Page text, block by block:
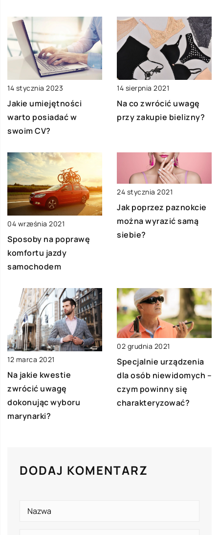
14 stycznia 2023
Jakie umiejętności
warto posiadać w
swoim CV?
14 sierpnia 2021
Na co zwrócić uwagę
przy zakupie bielizny?
04 września 2021
Sposoby na poprawę
komfortu jazdy
samochodem
24 stycznia 2021
Jak poprzez paznokcie
można wyrazić samą
siebie?
12 marca 2021
Na jakie kwestie
zwrócić uwagę
dokonując wyboru
marynarki?
02 grudnia 2021
Specjalnie urządzenia
dla osób niewidomych –
czym powinny się
charakteryzować?
DODAJ KOMENTARZ